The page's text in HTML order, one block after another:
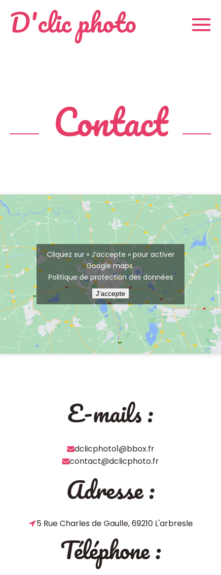
D'clic photo
Contact
Cliquez sur « J’accepte » pour activer
Google maps
Politique de protection des données
J’accepte
E-mails :
dclicphoto1@bbox.fr
contact@dclicphoto.fr
Adresse :
5 Rue Charles de Gaulle, 69210 L'arbresle
Téléphone :